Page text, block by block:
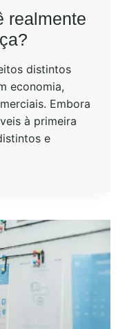
realmente
distintos
economia,
Embora
à primeira
e